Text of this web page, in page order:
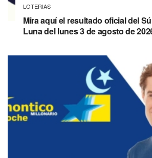
LOTERIAS
Mira aquí el resultado oficial del
Luna del lunes 3 de agosto de